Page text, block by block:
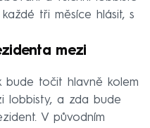
tři měsíce hlásit, s
mezi
bude točit hlavně kolem
lobbisty, a zda bude
V původním